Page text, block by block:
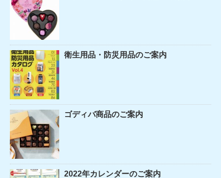
衛生用品・防災用品のご案内
ゴディバ商品のご案内
2022年カレンダーのご案内